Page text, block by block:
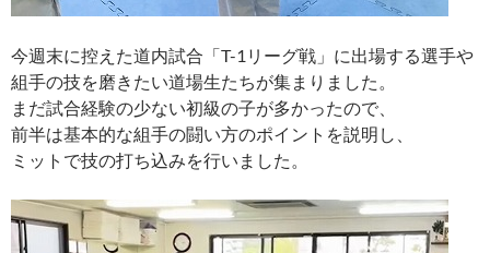
今週末に控えた道内試合「T-1リーグ戦」に出場する選手や
組手の技を磨きたい道場生たちが集まりました。
まだ試合経験の少ない初級の子が多かったので、
前半は基本的な組手の闘い方のポイントを説明し、
ミットで技の打ち込みを行いました。